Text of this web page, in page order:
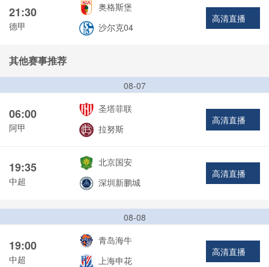
21:30
德甲
奥格斯堡
沙尔克04
高清直播
其他赛事推荐
08-07
06:00
阿甲
圣塔菲联
拉努斯
高清直播
19:35
中超
北京国安
深圳新鹏城
高清直播
08-08
19:00
中超
青岛海牛
上海申花
高清直播